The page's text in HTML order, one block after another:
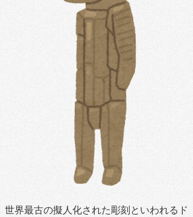
世界最古の擬人化された彫刻といわれるド